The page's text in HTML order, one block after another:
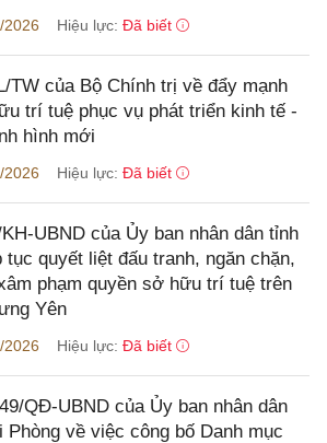
2026 Hiệu lực: Đã biết
TW của Bộ Chính trị về đẩy mạnh
trí tuệ phục vụ phát triển kinh tế -
hình mới
2026 Hiệu lực: Đã biết
UBND của Ủy ban nhân dân tỉnh
tục quyết liệt đấu tranh, ngăn chặn,
phạm quyền sở hữu trí tuệ trên
Yên
2026 Hiệu lực: Đã biết
QĐ-UBND của Ủy ban nhân dân
Phòng về việc công bố Danh mục